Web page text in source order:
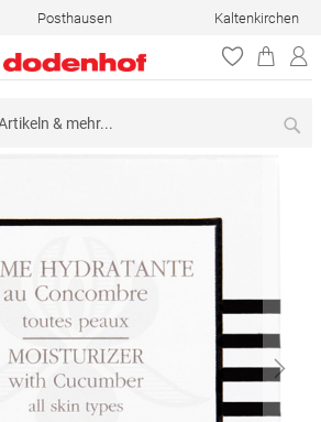
Posthausen Kaltenkirchen